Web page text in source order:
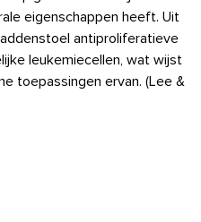
eigenschappen heeft. Uit
antiproliferatieve
leukemiecellen, wat wijst
toepassingen ervan. (Lee &